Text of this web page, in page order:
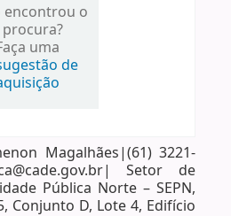
encontrou o
uma
de
Magalhães|(61) 3221-
Setor de
Pública Norte – SEPN,
Conjunto D, Lote 4, Edifício